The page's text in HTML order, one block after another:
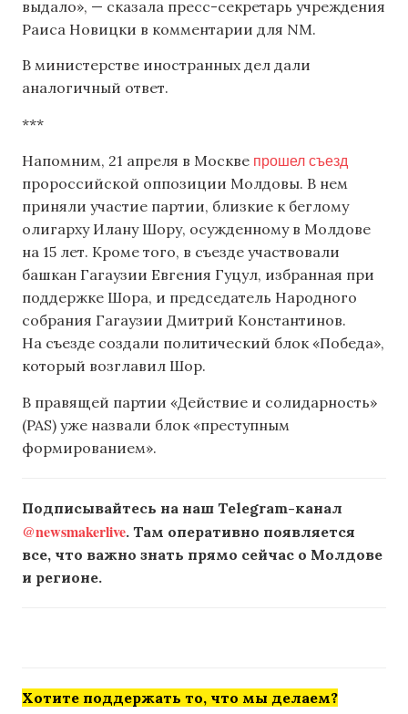
выдало», — сказала пресс-секретарь учреждения
Раиса Новицки в комментарии для NM.
В министерстве иностранных дел дали
аналогичный ответ.
***
Напомним, 21 апреля в Москве прошел съезд
пророссийской оппозиции Молдовы. В нем
приняли участие партии, близкие к беглому
олигарху Илану Шору, осужденному в Молдове
на 15 лет. Кроме того, в съезде участвовали
башкан Гагаузии Евгения Гуцул, избранная при
поддержке Шора, и председатель Народного
собрания Гагаузии Дмитрий Константинов.
На съезде создали политический блок «Победа»,
который возглавил Шор.
В правящей партии «Действие и солидарность»
(PAS) уже назвали блок «преступным
формированием».
Подписывайтесь на наш Telegram-канал
@newsmakerlive. Там оперативно появляется
все, что важно знать прямо сейчас о Молдове
и регионе.
Хотите поддержать то, что мы делаем?